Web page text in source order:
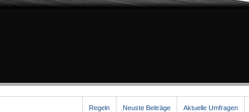
Regeln Neuste Beiträge Aktuelle Umfragen